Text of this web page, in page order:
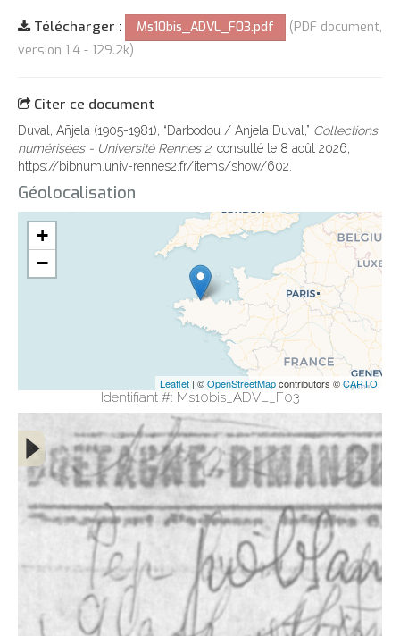
Télécharger : Ms10bis_ADVL_F03.pdf
(PDF document,
version 1.4 - 129.2k)
Citer ce document
Duval, Añjela (1905-1981), “Darbodou / Anjela Duval,” Collections
numérisées - Université Rennes 2, consulté le 8 août 2026,
https://bibnum.univ-rennes2.fr/items/show/602.
Géolocalisation
+
−
Leaflet | ©OpenStreetMapcontributors ©CARTO
Identifiant #: Ms10bis_ADVL_F03